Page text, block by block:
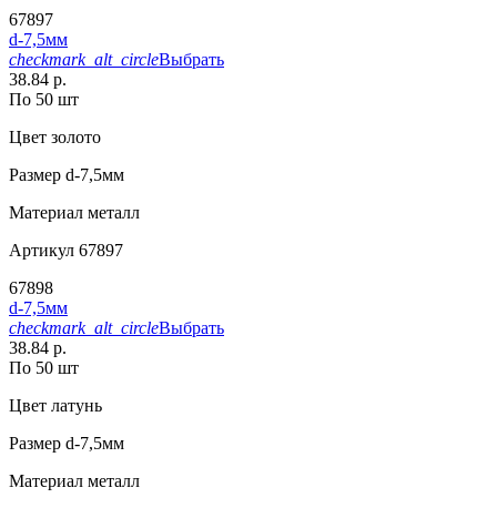
67897
d-7,5мм
checkmark_alt_circleВыбрать
38.84 р.
По 50 шт
Цвет золото
Размер d-7,5мм
Материал металл
Артикул 67897
67898
d-7,5мм
checkmark_alt_circleВыбрать
38.84 р.
По 50 шт
Цвет латунь
Размер d-7,5мм
Материал металл